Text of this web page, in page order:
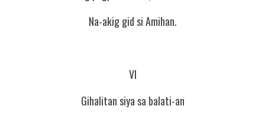
Na-akig gid si Amihan.
VI
Gihalitan siya sa balati-an